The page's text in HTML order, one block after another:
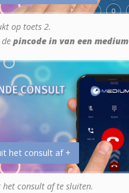
op toets 2.
pincode in van een medium
het consult af +
het consult af te sluiten.